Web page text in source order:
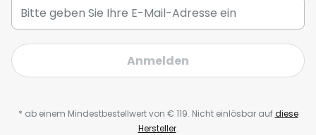
Anmelden
* ab einem Mindestbestellwert von € 119. Nicht einlösbar aufdiese
Hersteller.